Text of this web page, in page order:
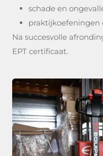
schade en
praktijkoefeningen
Na succesvolle
EPT certificaat.